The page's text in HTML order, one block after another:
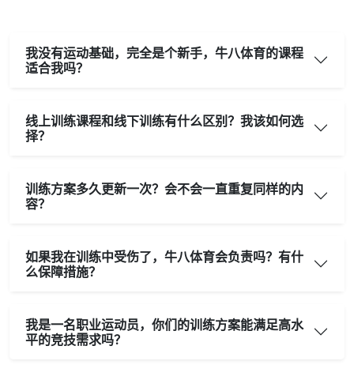
我没有运动基础，完全是个新手，牛八体育的课程
适合我吗？
线上训练课程和线下训练有什么区别？我该如何选
择？
训练方案多久更新一次？会不会一直重复同样的内
容？
如果我在训练中受伤了，牛八体育会负责吗？有什
么保障措施？
我是一名职业运动员，你们的训练方案能满足高水
平的竞技需求吗？